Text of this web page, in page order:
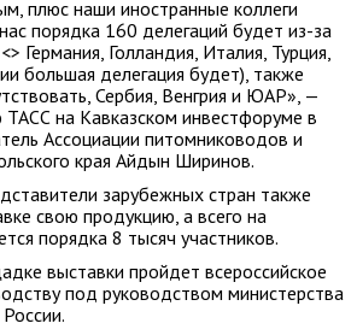
плюс наши иностранные коллеги
порядка 160 делегаций будет из-за
Германия, Голландия, Италия, Турция,
большая делегация будет), также
Сербия, Венгрия и ЮАР», —
на Кавказском инвестфоруме в
Ассоциации питомниководов и
края Айдын Ширинов.
зарубежных стран также
свою продукцию, а всего на
порядка 8 тысяч участников.
выставки пройдет всероссийское
под руководством министерства